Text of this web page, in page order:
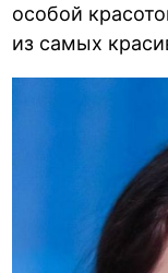
особой
из самых